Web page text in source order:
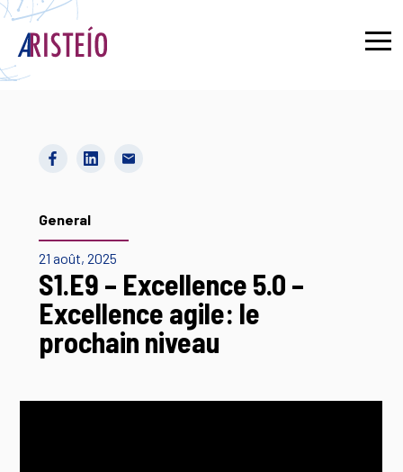
General
21 août, 2025
S1.E9 – Excellence 5.0 –
Excellence agile: le
prochain niveau